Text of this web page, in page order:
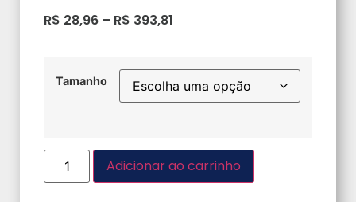
R$ 28,96 – R$ 393,81
Tamanho
Adicionar ao carrinho